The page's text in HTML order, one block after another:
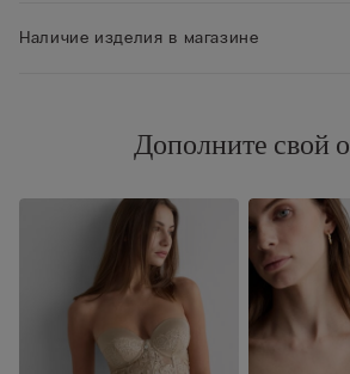
Наличие изделия в магазине
Дополните свой